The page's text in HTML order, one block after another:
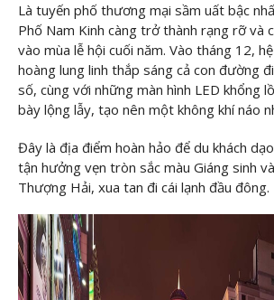
Là tuyến phố thương mại sầm uất bậc
Phố Nam Kinh càng trở thành rạng rỡ và
vào mùa lễ hội cuối năm. Vào tháng 12,
hoàng lung linh thắp sáng cả con đường
số, cùng với những màn hình LED khổng
bày lộng lẫy, tạo nên một không khí náo
Đây là địa điểm hoàn hảo để du khách
tận hưởng vẹn tròn sắc màu Giáng sinh
Thượng Hải, xua tan đi cái lạnh đầu đông.